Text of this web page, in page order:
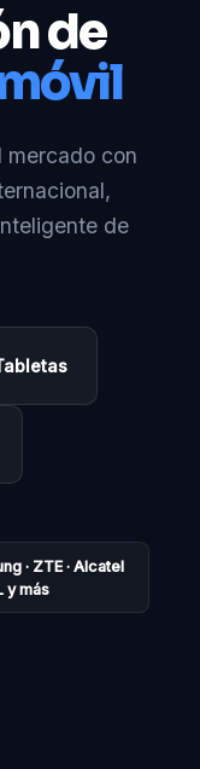
de
mercado con
de
· ZTE · Alcatel
y más